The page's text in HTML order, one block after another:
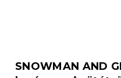
SNOWMAN AND